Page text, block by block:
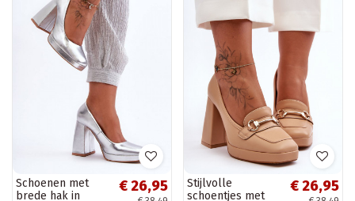
Schoenen met
brede hak in
€ 26,95
Stijlvolle
schoentjes met
€ 26,95